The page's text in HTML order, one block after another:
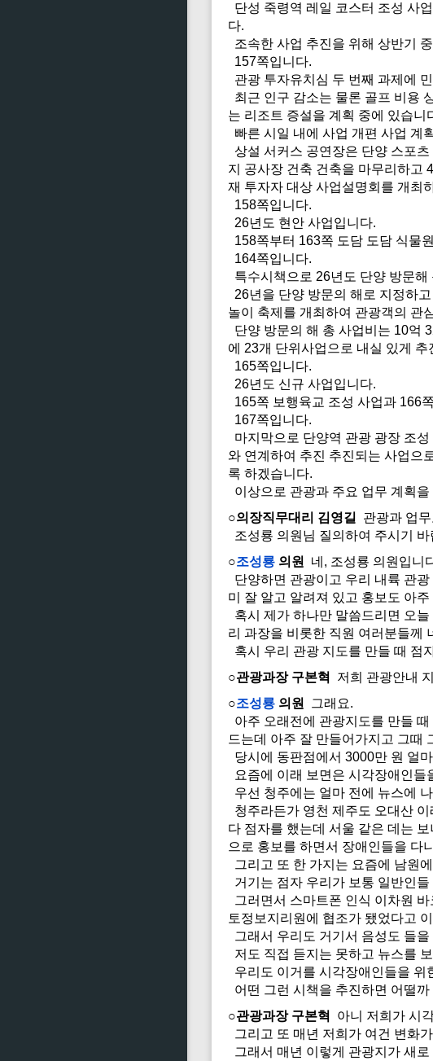
단성 죽령역 레일 코스터 조성 사
다.
조속한 사업 추진을 위해 상반기
157쪽입니다.
관광 투자유치심 두 번째 과제에
최근 인구 감소는 물론 골프 비용
는 리조트 증설을 계획 중에 있습니
빠른 시일 내에 사업 개편 사업 계
상설 서커스 공연장은 단양 스포
지 공사장 건축 건축을 마무리하고
재 투자자 대상 사업설명회를 개최
158쪽입니다.
26년도 현안 사업입니다.
158쪽부터 163쪽 도담 도담 식물
164쪽입니다.
특수시책으로 26년도 단양 방문해
26년을 단양 방문의 해로 지정하
놀이 축제를 개최하여 관광객의 관
단양 방문의 해 총 사업비는 10억
에 23개 단위사업으로 내실 있게
165쪽입니다.
26년도 신규 사업입니다.
165쪽 보행육교 조성 사업과 166
167쪽입니다.
마지막으로 단양역 관광 광장 조
와 연계하여 추진 추진되는 사업으
록 하겠습니다.
이상으로 관광과 주요 업무 계획
○의장직무대리 김영길
관광과 업
조성룡 의원님 질의하여 주시기 바
○조성룡 의원
네, 조성룡 의원입니
단양하면 관광이고 우리 내륙 관
미 잘 알고 알려져 있고 홍보도 아
혹시 제가 하나만 말씀드리면 오
리 과장을 비롯한 직원 여러분들께
혹시 우리 관광 지도를 만들 때 점
○관광과장 구본혁
저희 관광안내
○조성룡 의원
그래요.
아주 오래전에 관광지도를 만들
드는데 아주 잘 만들어가지고 그때
당시에 동판점에서 3000만 원 얼
요즘에 이래 보면은 시각장애인들
우선 청주에는 얼마 전에 뉴스에
청주라든가 영천 제주도 오대산
다 점자를 했는데 서울 같은 데는
으로 홍보를 하면서 장애인들을 다
그리고 또 한 가지는 요즘에 남원
거기는 점자 우리가 보통 일반인
그러면서 스마트폰 인식 이차원
토정보지리원에 협조가 됐었다고
그래서 우리도 거기서 음성도 들
저도 직접 듣지는 못하고 뉴스를
우리도 이거를 시각장애인들을 위
어떤 그런 시책을 추진하면 어떨
○관광과장 구본혁
아니 저희가 시
그리고 또 매년 저희가 여건 변화
그래서 매년 이렇게 관광지가 새